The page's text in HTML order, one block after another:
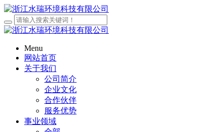
Menu
网站首页
关于我们
公司简介
企业文化
合作伙伴
服务优势
事业领域